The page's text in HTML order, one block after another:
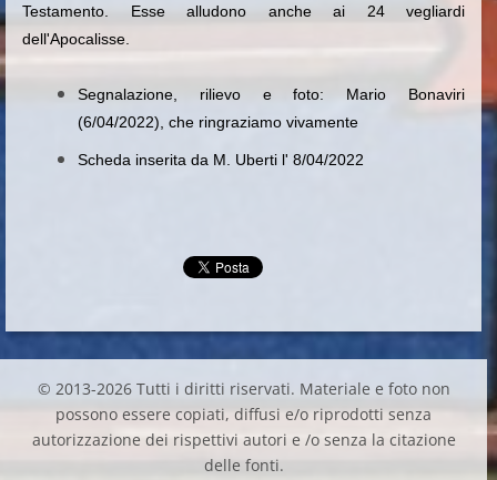
Testamento. Esse alludono anche ai 24 vegliardi
dell'Apocalisse.
Segnalazione, rilievo e foto: Mario Bonaviri
(6/04/2022), che ringraziamo vivamente
Scheda inserita da M. Uberti l' 8/04/2022
© 2013-2026 Tutti i diritti riservati. Materiale e foto non
possono essere copiati, diffusi e/o riprodotti senza
autorizzazione dei rispettivi autori e /o senza la citazione
delle fonti.